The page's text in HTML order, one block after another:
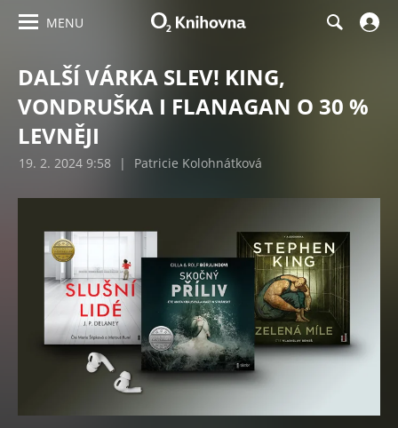
MENU
DALŠÍ VÁRKA SLEV! KING,
VONDRUŠKA I FLANAGAN O 30 %
LEVNĚJI
19. 2. 2024 9:58 | Patricie Kolohnátková